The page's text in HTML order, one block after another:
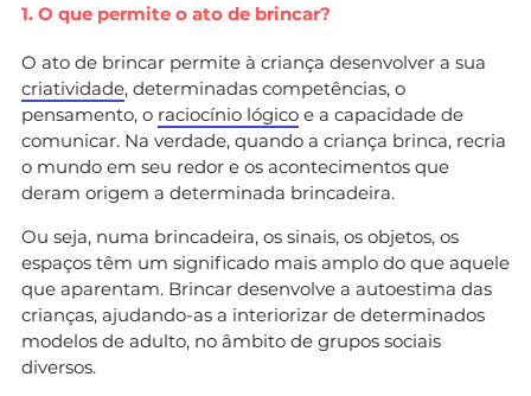
1. O que permite o ato de brincar?
O ato de brincar permite à criança desenvolver a sua
criatividade, determinadas competências, o
pensamento, o raciocínio lógico e a capacidade de
comunicar. Na verdade, quando a criança brinca, recria
o mundo em seu redor e os acontecimentos que
deram origem a determinada brincadeira.
Ou seja, numa brincadeira, os sinais, os objetos, os
espaços têm um significado mais amplo do que aquele
que aparentam. Brincar desenvolve a autoestima das
crianças, ajudando-as a interiorizar de determinados
modelos de adulto, no âmbito de grupos sociais
diversos.